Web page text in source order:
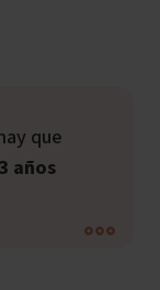
que
años